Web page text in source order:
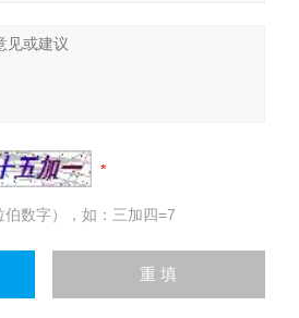
数字），如：三加四=7